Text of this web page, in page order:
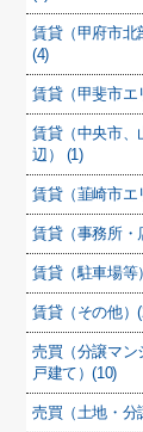
賃貸（甲府市北
(4)
賃貸（甲斐市エ
賃貸（中央市、
辺） (1)
賃貸（韮崎市エ
賃貸（事務所・
賃貸（駐車場等
賃貸（その他）
売買（分譲マン
戸建て）(10)
売買（土地・分